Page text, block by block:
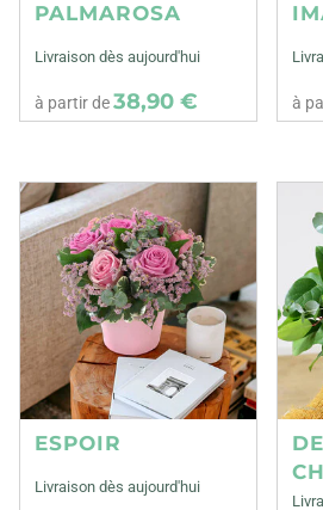
PALMAROSA
Livraison dès aujourd'hui
à partir de38,90 € à
ESPOIR
Livraison dès aujourd'hui